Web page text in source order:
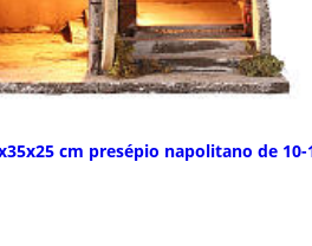
cm presépio napolitano de 10-